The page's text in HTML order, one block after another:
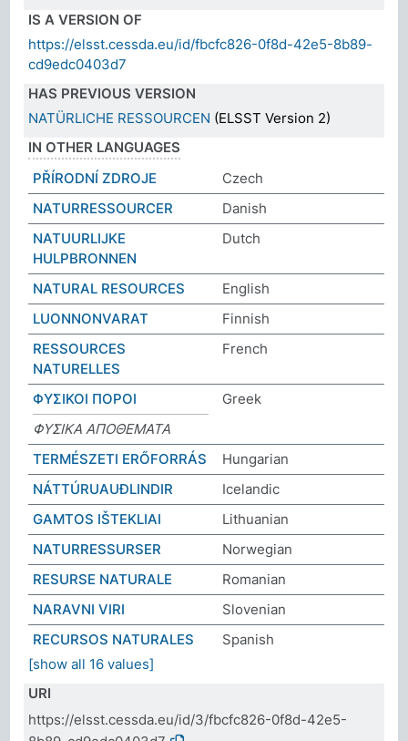
IS A VERSION OF
https://elsst.cessda.eu/id/fbcfc826-0f8d-42e5-8b89-
cd9edc0403d7
HAS PREVIOUS VERSION
NATÜRLICHE RESSOURCEN (ELSST Version 2)
IN OTHER LANGUAGES
PŘÍRODNÍ ZDROJE
Czech
NATURRESSOURCER
Danish
NATUURLIJKE
HULPBRONNEN
Dutch
NATURAL RESOURCES
English
LUONNONVARAT
Finnish
RESSOURCES
NATURELLES
French
ΦΥΣΙΚΟΙ ΠΟΡΟΙ
Greek
ΦΥΣΙΚΑ ΑΠΟΘΕΜΑΤΑ
TERMÉSZETI ERŐFORRÁS
Hungarian
NÁTTÚRUAUÐLINDIR
Icelandic
GAMTOS IŠTEKLIAI
Lithuanian
NATURRESSURSER
Norwegian
RESURSE NATURALE
Romanian
NARAVNI VIRI
Slovenian
RECURSOS NATURALES
Spanish
[show all 16 values]
URI
https://elsst.cessda.eu/id/3/fbcfc826-0f8d-42e5-